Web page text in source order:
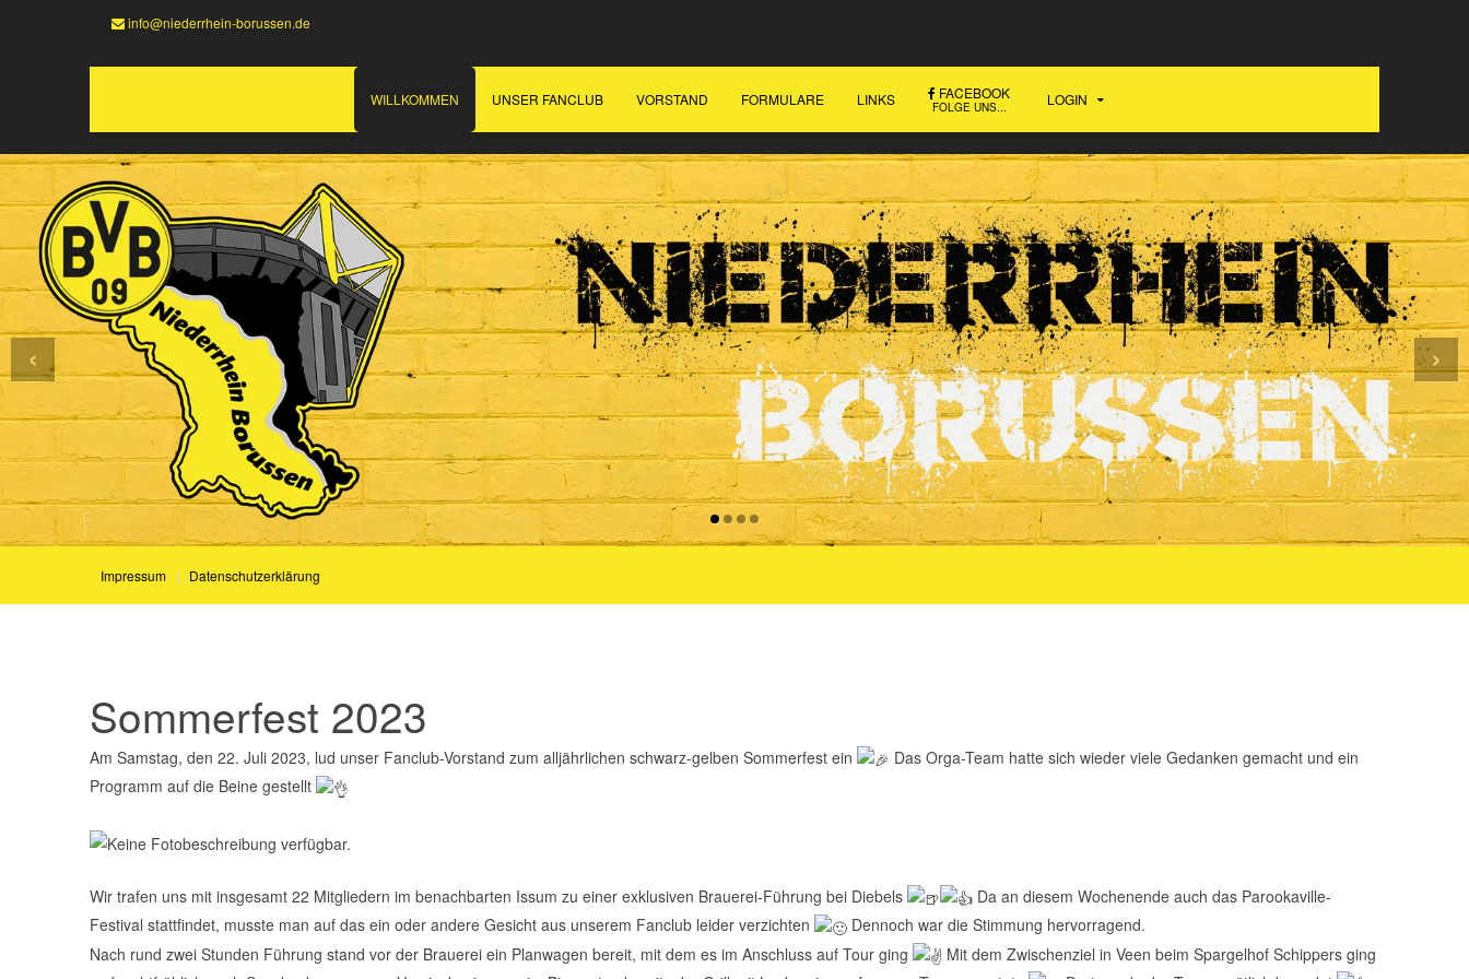
info@niederrhein-borussen.de
WILLKOMMEN UNSER FANCLUB VORSTAND FORMULARE LINKS FACEBOOK
FOLGE UNS... LOGIN
›
‹
Impressum Datenschutzerklärung
Sommerfest 2023
Am Samstag, den 22. Juli 2023, lud unser Fanclub-Vorstand zum alljährlichen schwarz-gelben Sommerfest ein
Das Orga-Team hatte sich wieder viele Gedanken gemacht und ein
Programm auf die Beine gestellt
Wir trafen uns mit insgesamt 22 Mitgliedern im benachbarten Issum zu einer exklusiven Brauerei-Führung bei Diebels
Da an diesem Wochenende auch das Parookaville-
Festival stattfindet, musste man auf das ein oder andere Gesicht aus unserem Fanclub leider verzichten
Dennoch war die Stimmung hervorragend.
Nach rund zwei Stunden Führung stand vor der Brauerei ein Planwagen bereit, mit dem es im Anschluss auf Tour ging
Mit dem Zwischenziel in Veen beim Spargelhof Schippers ging